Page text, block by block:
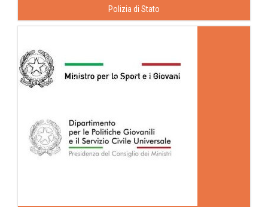
Polizia di Stato